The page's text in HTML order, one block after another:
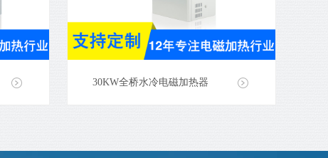
30KW全桥水冷电磁加热器